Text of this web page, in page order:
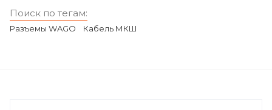
Поиск по тегам:
Разъемы WAGO Кабель МКШ